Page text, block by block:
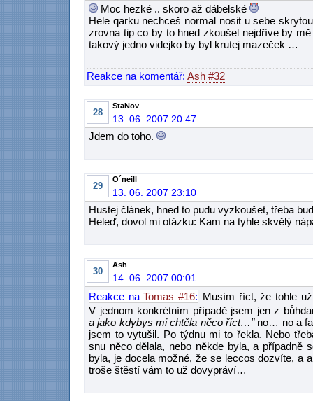
Moc hezké .. skoro až dábelské
Hele qarku nechceš normal nosit u sebe
zrovna tip co by to hned zkoušel nejdříve by
takový jedno videjko by byl krutej mazeček …
Reakce na komentář: Ash #32
28
StaNov
13. 06. 2007 20:47
Jdem do toho.
29
O´neill
13. 06. 2007 23:10
Hustej článek, hned to pudu vyzkoušet, třeba
Heleď, dovol mi otázku: Kam na tyhle skvělý
30
Ash
14. 06. 2007 00:01
Reakce naTomas #16: Musím říct, že tohle
V jednom konkrétním případě jsem jen z
a jako kdybys mi chtěla něco říct…"no… no a
jsem to vytušil. Po týdnu mi to řekla. Nebo
snu něco dělala, nebo někde byla, a případně
byla, je docela možné, že se leccos dozvíte, a
troše štěstí vám to už dovypráví…